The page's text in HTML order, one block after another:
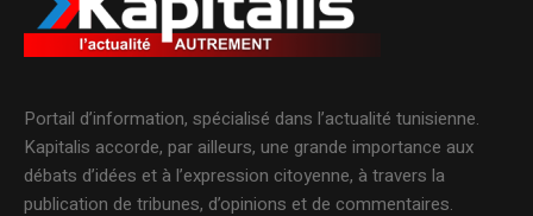
Portail d’information, spécialisé dans l’actualité tunisienne.
Kapitalis accorde, par ailleurs, une grande importance aux
débats d’idées et à l’expression citoyenne, à travers la
publication de tribunes, d’opinions et de commentaires.